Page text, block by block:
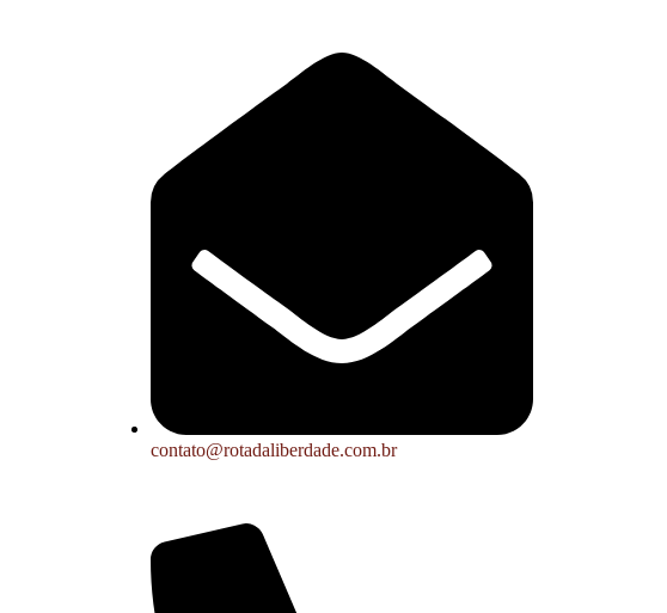
contato@rotadaliberdade.com.br